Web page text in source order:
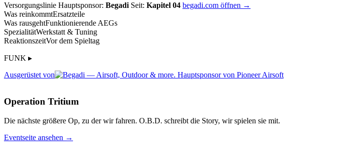
Versorgungslinie Hauptsponsor: Begadi Seit: Kapitel 04 begadi.com öffnen →
Was reinkommtErsatzteile
Was rausgehtFunktionierende AEGs
SpezialitätWerkstatt & Tuning
ReaktionszeitVor dem Spieltag
FUNK ▸
Ausgerüstet von
Operation Tritium
Die nächste größere Op, zu der wir fahren. O.B.D. schreibt die Story, wir spielen sie mit.
Eventseite ansehen →